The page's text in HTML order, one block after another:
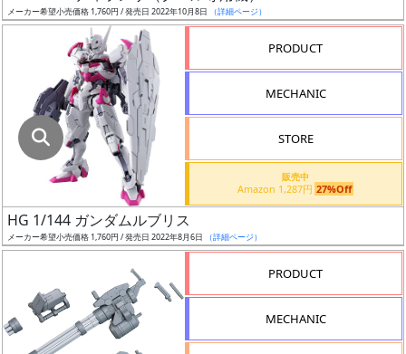
安
ク
ス
ア
イ
ラ
メーカー希望小売価格 1,760円 / 発売日 2022年10月8日 （詳細ページ）
PRODUCT
MECHANIC
STORE
販売中
Amazon 1,287円 27%Off
HG 1/144 ガンダムルブリス
メーカー希望小売価格 1,760円 / 発売日 2022年8月6日 （詳細ページ）
PRODUCT
MECHANIC